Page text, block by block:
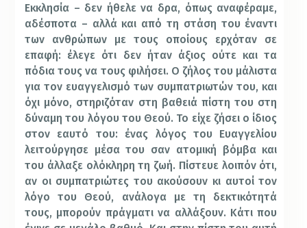
Εκκλησία – δεν ήθελε να δρα, όπως αναφέραμε,
αδέσποτα – αλλά και από τη στάση του έναντι
των ανθρώπων με τους οποίους ερχόταν σε
επαφή: έλεγε ότι δεν ήταν άξιος ούτε και τα
πόδια τους να τους φιλήσει. Ο ζήλος του μάλιστα
για τον ευαγγελισμό των συμπατριωτών του, και
όχι μόνο, στηριζόταν στη βαθειά πίστη του στη
δύναμη του λόγου του Θεού. Το είχε ζήσει ο ίδιος
στον εαυτό του: ένας λόγος του Ευαγγελίου
λειτούργησε μέσα του σαν ατομική βόμβα και
του άλλαξε ολόκληρη τη ζωή. Πίστευε λοιπόν ότι,
αν οι συμπατριώτες του ακούσουν κι αυτοί τον
λόγο του Θεού, ανάλογα με τη δεκτικότητά
τους, μπορούν πράγματι να αλλάξουν. Κάτι που